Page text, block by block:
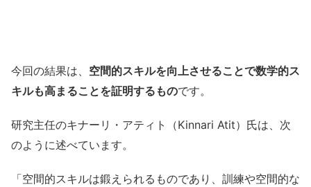
今回の結果は、 空間的スキルを向上させることで数学的ス
キルも高まることを証明するものです。
研究主任のキナーリ・アティト（Kinnari Atit）氏は、次
のように述べています。
「空間的スキルは鍛えられるものであり、訓練や空間的な